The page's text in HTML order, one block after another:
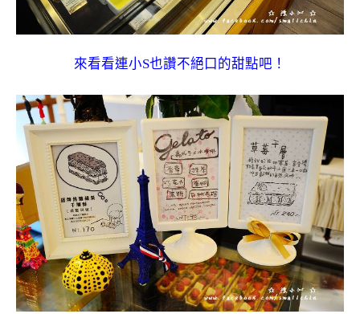
來看看連小S也讚不絕口的甜點吧！